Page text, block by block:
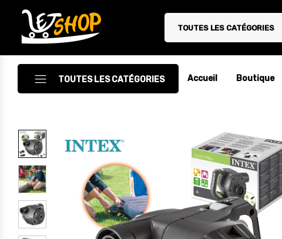
Letshop.dz
TOUTES LES CATÉGORIES
TOUTES LES CATÉGORIES
Accessoires
Accessoires Auto/Moto
Accessoires PC
Camping & Randonnée
Cuisine
Décoration
Accueil Boutique